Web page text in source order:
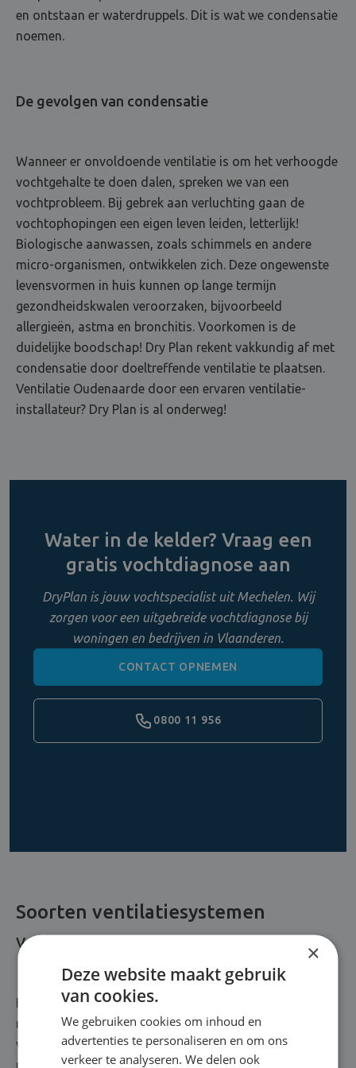
en ontstaan er waterdruppels. Dit is wat we condensatie
noemen.
De gevolgen van condensatie
Wanneer er onvoldoende ventilatie is om het verhoogde
vochtgehalte te doen dalen, spreken we van een
vochtprobleem. Bij gebrek aan verluchting gaan de
vochtophopingen een eigen leven leiden, letterlijk!
Biologische aanwassen, zoals schimmels en andere
micro-organismen, ontwikkelen zich. Deze ongewenste
levensvormen in huis kunnen op lange termijn
gezondheidskwalen veroorzaken, bijvoorbeeld
allergieën, astma en bronchitis. Voorkomen is de
duidelijke boodschap! Dry Plan rekent vakkundig af met
condensatie door doeltreffende ventilatie te plaatsen.
Ventilatie Oudenaarde door een ervaren ventilatie-
installateur? Dry Plan is al onderweg!
Water in de kelder? Vraag een
gratis vochtdiagnose aan
DryPlan is jouw vochtspecialist uit Mechelen. Wij
zorgen voor een uitgebreide vochtdiagnose bij
woningen en bedrijven in Vlaanderen.
CONTACT OPNEMEN
0800 11 956
Soorten ventilatiesystemen
Ventilatiesysteem B
Hoe werkt ventilatiesysteem B? In droge ruimtes voeren
mechanische ventilatoren verse lucht toe. De afvoer van
verontreinigde lucht in natte huiskamers gebeurt op
natuurlijke wijze, via verticale afvoerkanalen. Dit type
×
Deze website maakt gebruik
van cookies.
We gebruiken cookies om inhoud en
advertenties te personaliseren en om ons
verkeer te analyseren. We delen ook